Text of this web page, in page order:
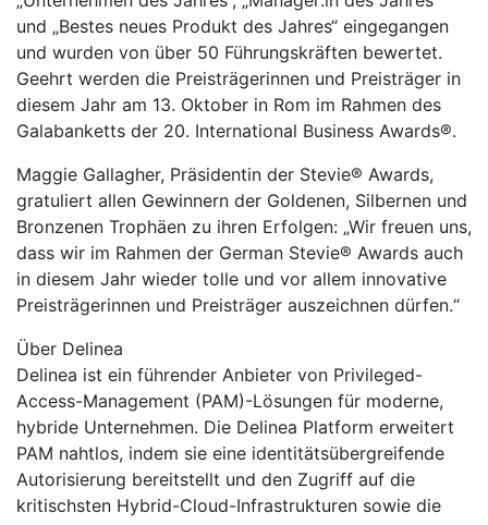
und „Bestes neues Produkt des Jahres“ eingegangen
und wurden von über 50 Führungskräften bewertet.
Geehrt werden die Preisträgerinnen und Preisträger in
diesem Jahr am 13. Oktober in Rom im Rahmen des
Galabanketts der 20. International Business Awards®.
Maggie Gallagher, Präsidentin der Stevie® Awards,
gratuliert allen Gewinnern der Goldenen, Silbernen und
Bronzenen Trophäen zu ihren Erfolgen: „Wir freuen uns,
dass wir im Rahmen der German Stevie® Awards auch
in diesem Jahr wieder tolle und vor allem innovative
Preisträgerinnen und Preisträger auszeichnen dürfen.“
Über Delinea
Delinea ist ein führender Anbieter von Privileged-
Access-Management (PAM)-Lösungen für moderne,
hybride Unternehmen. Die Delinea Platform erweitert
PAM nahtlos, indem sie eine identitätsübergreifende
Autorisierung bereitstellt und den Zugriff auf die
kritischsten Hybrid-Cloud-Infrastrukturen sowie die